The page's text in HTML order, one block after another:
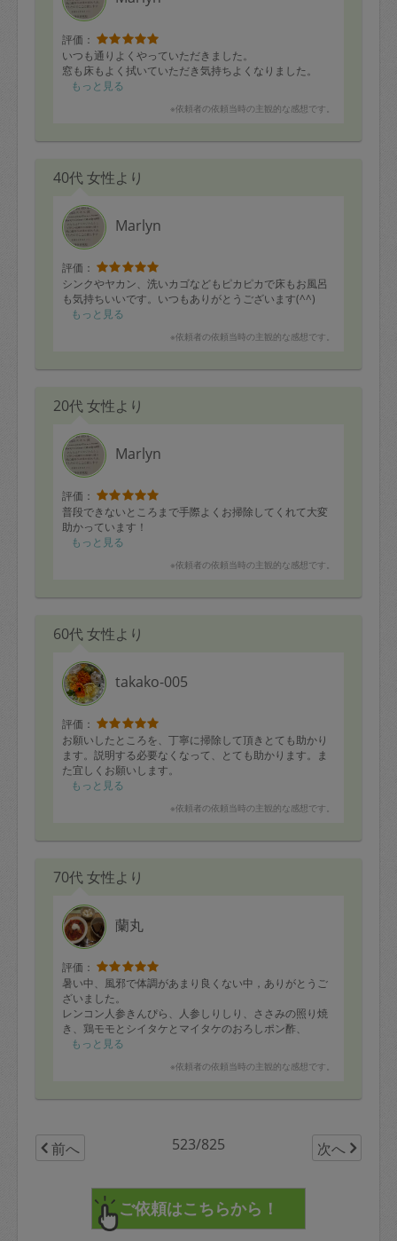
評価：
いつも通りよくやっていただきました。
窓も床もよく拭いていただき気持ちよくなりました。
もっと見る
※依頼者の依頼当時の主観的な感想です。
40代 女性より
Marlyn
評価：
シンクやヤカン、洗いカゴなどもピカピカで床もお風呂
も気持ちいいです。いつもありがとうございます(^^)
もっと見る
※依頼者の依頼当時の主観的な感想です。
20代 女性より
Marlyn
評価：
普段できないところまで手際よくお掃除してくれて大変
助かっています！
もっと見る
※依頼者の依頼当時の主観的な感想です。
60代 女性より
takako-005
評価：
お願いしたところを、丁寧に掃除して頂きとても助かり
ます。説明する必要なくなって、とても助かります。ま
た宜しくお願いします。
もっと見る
※依頼者の依頼当時の主観的な感想です。
70代 女性より
蘭丸
評価：
暑い中、風邪で体調があまり良くない中，ありがとうご
ざいました。
レンコン人参きんぴら、人参しりしり、ささみの照り焼
き、鶏モモとシイタケとマイタケのおろしポン酢、
人参ポタージュ、さつまいもとレンコンとパプリカの甘
キノコと鶏肉と玉ねぎの塩炒め、味噌味チャーシュー、
茄子とパプリカのみそ炒め、野菜のオイスターソース炒
きゅうりとわかめの酢の物、など作っていただきまし
た。
ニンジンしりしりだけ味見をしましたが、おいしかった
あらかじめ床にシートを敷くなど、汚さない工夫もさ
れ、後かたずけもきちんとされました。
又時間があえばよろしくお願いいたします。
もっと見る
※依頼者の依頼当時の主観的な感想です。
前へ 523/825 次へ